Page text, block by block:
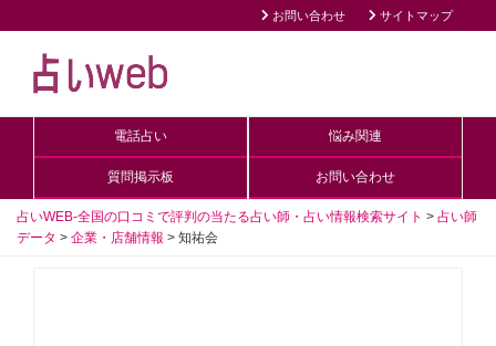
お問い合わせ サイトマップ
電話占い 悩み関連
質問掲示板 お問い合わせ
占いWEB-全国の口コミで評判の当たる占い師・占い情報検索サイト > 占い師
データ > 企業・店舗情報 > 知祐会